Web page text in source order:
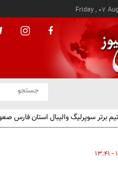
Friday , 07
برتر سوپرلیگ والیبال استان فارس